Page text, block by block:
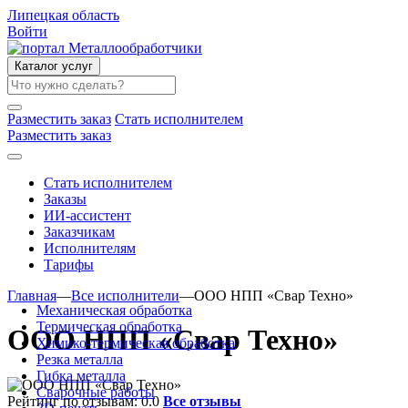
Липецкая область
Войти
Каталог услуг
Разместить заказ Стать исполнителем
Разместить заказ
Стать исполнителем
Заказы
ИИ-ассистент
Заказчикам
Исполнителям
Тарифы
Механическая обработка
Термическая обработка
Химико-термическая обработка
Резка металла
Гибка металла
Сварочные работы
Главная—Все исполнители—ООО НПП «Свар Техно»
ООО НПП «Свар Техно»
Рейтинг по отзывам:0.0 Все отзывы